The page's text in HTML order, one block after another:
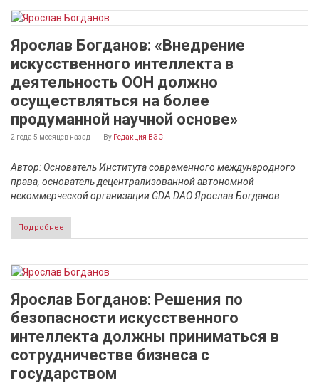
Ярослав Богданов: «Внедрение
искусственного интеллекта в
деятельность ООН должно
осуществляться на более
продуманной научной основе»
2 года 5 месяцев назад By Редакция ВЭС
Автор: Основатель Института современного международного
права, основатель децентрализованной автономной
некоммерческой организации GDA DAO Ярослав Богданов
Подробнее
Ярослав Богданов: Решения по
безопасности искусственного
интеллекта должны приниматься в
сотрудничестве бизнеса с
государством